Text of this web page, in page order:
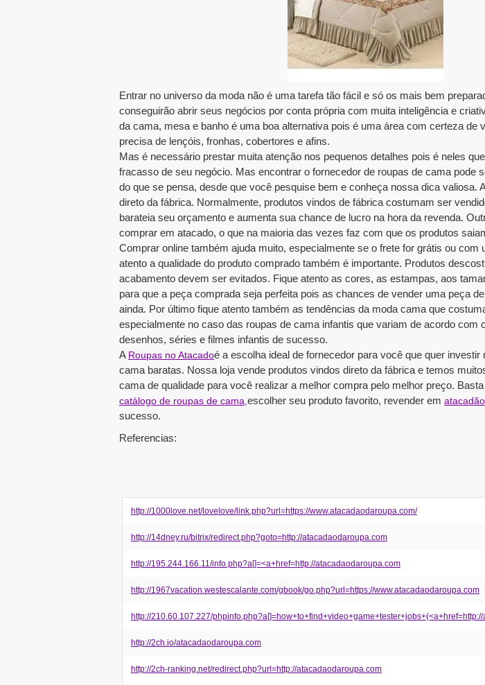
Entrar no universo da moda não é uma tarefa tão fácil e só os mais bem
conseguirão abrir seus negócios por conta própria com muita inteligência e
da cama, mesa e banho é uma boa alternativa pois é uma área com certeza de
precisa de lençóis, fronhas, cobertores e afins.
Mas é necessário prestar muita atenção nos pequenos detalhes pois é neles
fracasso de seu negócio. Mas encontrar o fornecedor de roupas de cama pode
do que se pensa, desde que você pesquise bem e conheça nossa dica valiosa.
direto da fábrica. Normalmente, produtos vindos de fábrica costumam ser
barateia seu orçamento e aumenta sua chance de lucro na hora da revenda.
comprar em atacado, o que na maioria das vezes faz com que os produtos
Comprar online também ajuda muito, especialmente se o frete for grátis ou com
atento a qualidade do produto comprado também é importante. Produtos
acabamento devem ser evitados. Fique atento as cores, as estampas, aos
para que a peça comprada seja perfeita pois as chances de vender uma peça
ainda. Por último fique atento também as tendências da moda cama que
especialmente no caso das roupas de cama infantis que variam de acordo com
desenhos, séries e filmes infantis de sucesso.
A Roupas no Atacadoé a escolha ideal de fornecedor para você que quer
cama baratas. Nossa loja vende produtos vindos direto da fábrica e temos
cama de qualidade para você realizar a melhor compra pelo melhor preço.
catálogo de roupas de cama, escolher seu produto favorito, revender em
sucesso.
Referencias:
http://1000love.net/lovelove/link.php?url=https://www.atacadaodaroupa.com/
http://14dney.ru/bitrix/redirect.php?goto=http://atacadaodaroupa.com
http://195.244.166.11/info.php?a[]=<a+href=http://atacadaodaroupa.com
http://1967vacation.westescalante.com/gbook/go.php?url=https://www.atacadaodaroupa.com
http://210.60.107.227/
http://2ch.io/atacadaodaroupa.com
http://2ch-ranking.net/redirect.php?url=http://atacadaodaroupa.com